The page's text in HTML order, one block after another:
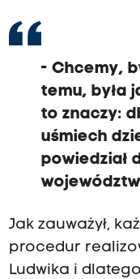
- Chcemy,
temu, była
to znaczy:
uśmiech
powiedział
Jak zauważył,
procedur
Ludwika i